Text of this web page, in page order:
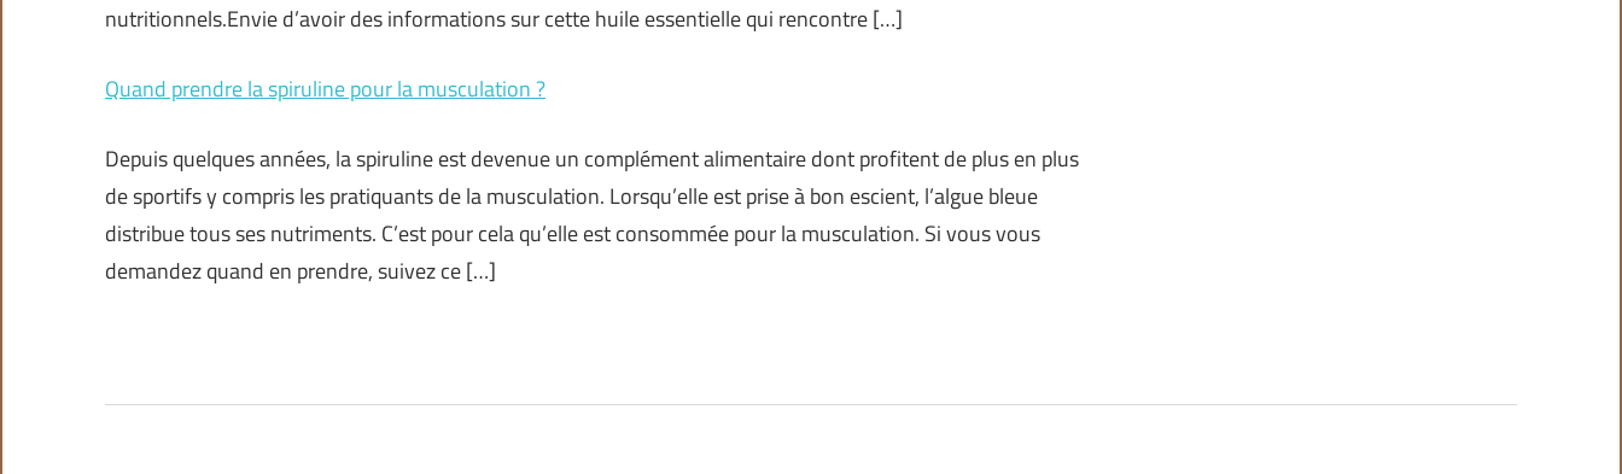
nutritionnels.Envie d’avoir des informations sur cette huile essentielle qui rencontre […]
Quand prendre la spiruline pour la musculation ?
Depuis quelques années, la spiruline est devenue un complément alimentaire dont profitent de plus en plus
de sportifs y compris les pratiquants de la musculation. Lorsqu’elle est prise à bon escient, l’algue bleue
distribue tous ses nutriments. C’est pour cela qu’elle est consommée pour la musculation. Si vous vous
demandez quand en prendre, suivez ce […]